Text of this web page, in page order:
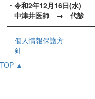
・令和2年12月16日(水)
中津井医師 → 代診
個人情報保護方
針
TOP ▲